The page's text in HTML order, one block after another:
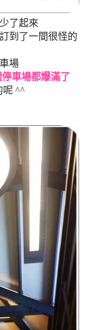
了起來
到了一間很怪的
場
車場都爆滿了
呢 ^^